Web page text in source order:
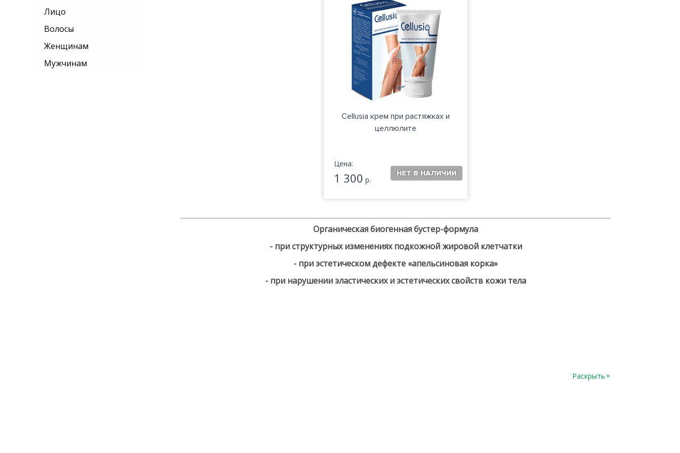
Лицо
Волосы
Женщинам
Мужчинам
Cellusia крем при растяжках и
целлюлите
Цена:
1 300 р.
Органическая биогенная бустер-формула
- при структурных изменениях подкожной жировой клетчатки
- при эстетическом дефекте «апельсиновая корка»
- при нарушении эластических и эстетических свойств кожи тела
Раскрыть»